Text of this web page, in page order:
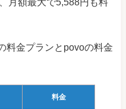
月額最大で5,588円も料
料金プランとpovoの料金
料金